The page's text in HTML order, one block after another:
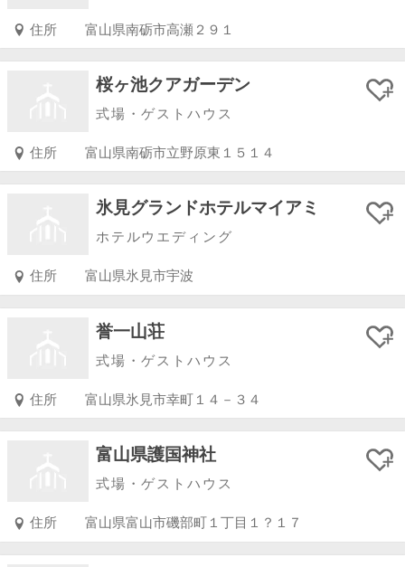
住所 富山県南砺市高瀬２９１
桜ヶ池クアガーデン
式場・ゲストハウス
住所 富山県南砺市立野原東１５１４
氷見グランドホテルマイアミ
ホテルウエディング
住所 富山県氷見市宇波
誉一山荘
式場・ゲストハウス
住所 富山県氷見市幸町１４－３４
富山県護国神社
式場・ゲストハウス
住所 富山県富山市磯部町１丁目１？１７